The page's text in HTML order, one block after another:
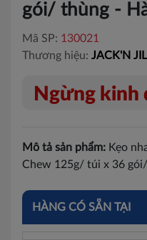
gói/ thùng -
Mã SP: 130021
Thương hiệu: JACK'N
Ngừng kinh
Mô tả sản phẩm: Kẹo
Chew 125g/ túi x 36
HÀNG CÓ SẴN TẠI